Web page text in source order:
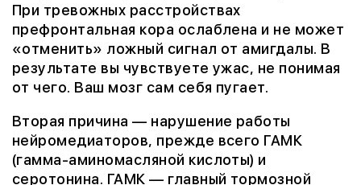
При тревожных расстройствах
префронтальная кора ослаблена и не может
«отменить» ложный сигнал от амигдалы. В
результате вы чувствуете ужас, не понимая
от чего. Ваш мозг сам себя пугает.
Вторая причина — нарушение работы
нейромедиаторов, прежде всего ГАМК
(гамма-аминомасляной кислоты) и
серотонина. ГАМК — главный тормозной